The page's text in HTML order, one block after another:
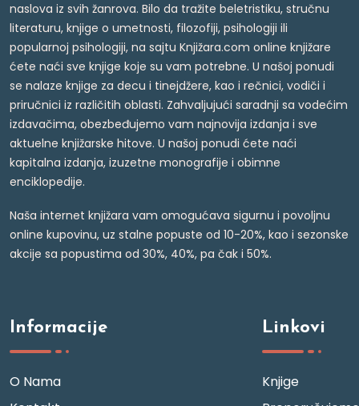
naslova iz svih žanrova. Bilo da tražite beletristiku, stručnu
literaturu, knjige o umetnosti, filozofiji, psihologiji ili
popularnoj psihologiji, na sajtu Knjižara.com online knjižare
ćete naći sve knjige koje su vam potrebne. U našoj ponudi
se nalaze knjige za decu i tinejdžere, kao i rečnici, vodiči i
priručnici iz različitih oblasti. Zahvaljujući saradnji sa vodećim
izdavačima, obezbeđujemo vam najnovija izdanja i sve
aktuelne knjižarske hitove. U našoj ponudi ćete naći
kapitalna izdanja, izuzetne monografije i obimne
enciklopedije.
Naša internet knjižara vam omogućava sigurnu i povoljnu
online kupovinu, uz stalne popuste od 10-20%, kao i sezonske
akcije sa popustima od 30%, 40%, pa čak i 50%.
Informacije
O Nama
Linkovi
Knjige